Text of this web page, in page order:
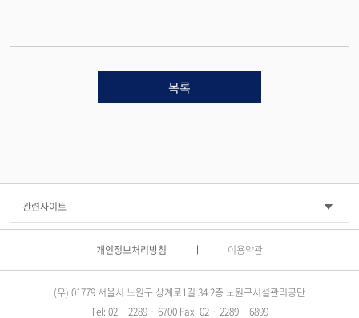
목록
개인정보처리방침 이용약관
(우) 01779 서울시 노원구 상계로1길 34 2층 노원구시설관리공단
Tel: 02 · 2289 · 6700 Fax: 02 · 2289 · 6899